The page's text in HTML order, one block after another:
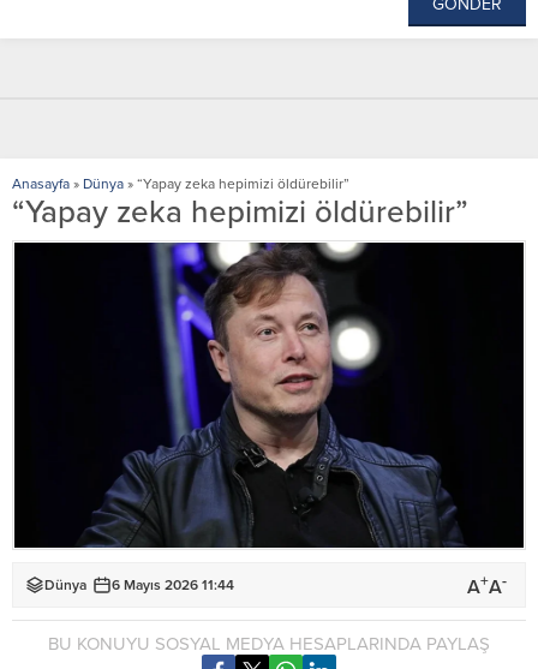
Anasayfa » Dünya » “Yapay zeka hepimizi öldürebilir”
“Yapay zeka hepimizi öldürebilir”
Dünya 6 Mayıs 2026 11:44 A+A-
BU KONUYU SOSYAL MEDYA HESAPLARINDA PAYLAŞ